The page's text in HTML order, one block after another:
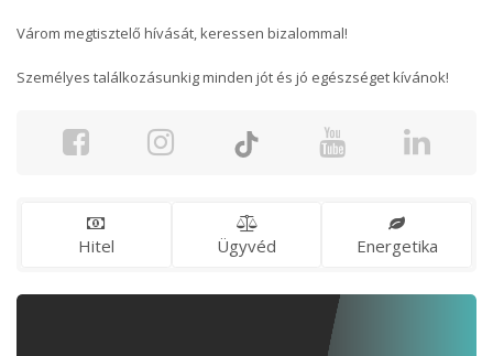
Várom megtisztelő hívását, keressen bizalommal!
Személyes találkozásunkig minden jót és jó egészséget kívánok!
Hitel Ügyvéd Energetika